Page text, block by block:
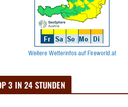
Weitere Wetterinfos auf Fireworld.at
3 IN 24 STUNDEN